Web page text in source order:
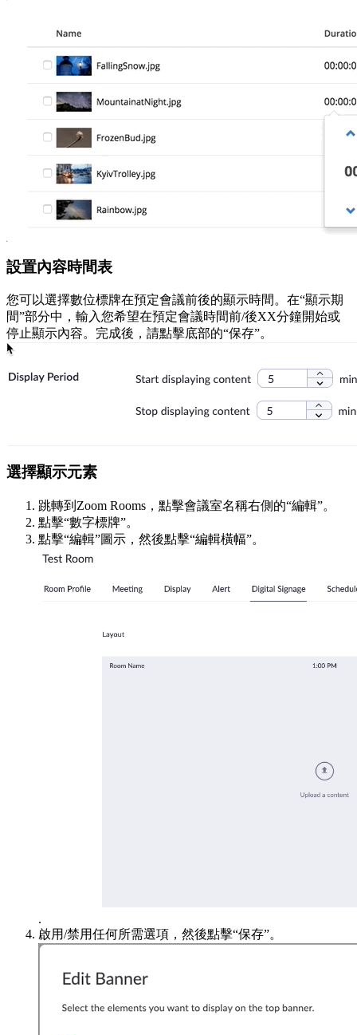
設置內容時間表
您可以選擇數位標牌在預定會議前後的顯示時間。在“顯示期
間”部分中，輸入您希望在預定會議時間前/後XX分鐘開始或
停止顯示內容。完成後，請點擊底部的“保存”。
選擇顯示元素
跳轉到Zoom Rooms，點擊會議室名稱右側的“編輯”。
點擊“數字標牌”。
點擊“編輯”圖示，然後點擊“編輯橫幅”。
.
啟用/禁用任何所需選項，然後點擊“保存”。